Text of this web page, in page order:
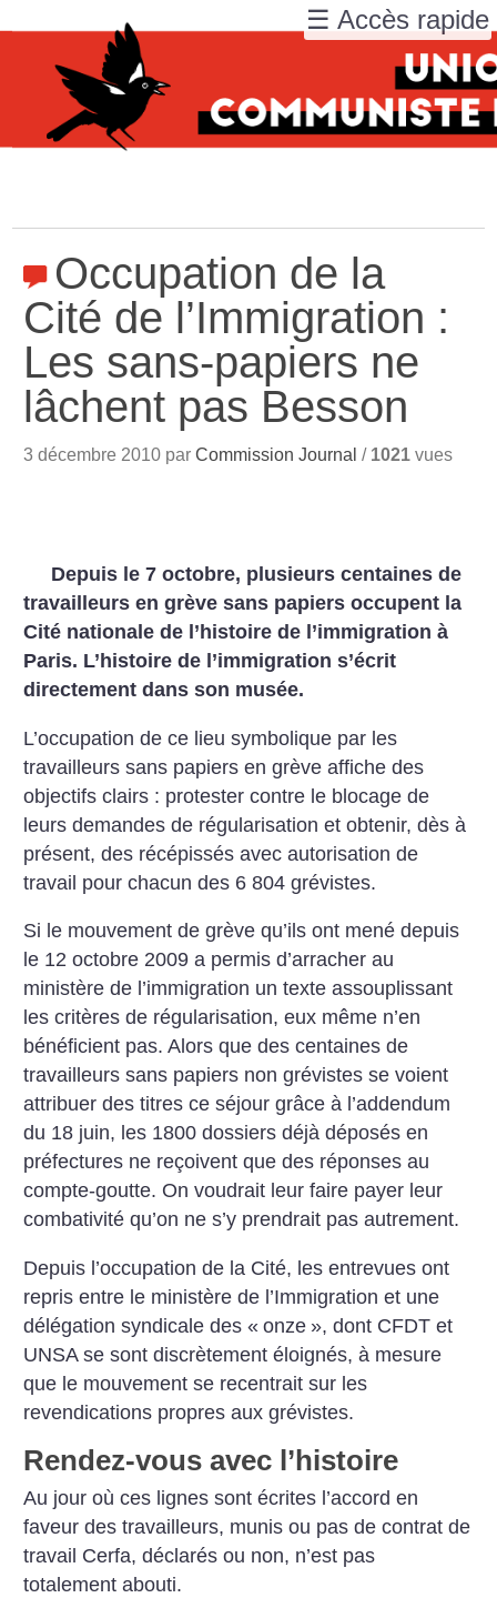
Occupation de la
Cité de l’Immigration :
Les sans-papiers ne
lâchent pas Besson
3 décembre 2010 parCommission Journal / 1021 vues
Depuis le 7 octobre, plusieurs centaines de
travailleurs en grève sans papiers occupent la
Cité nationale de l’histoire de l’immigration à
Paris. L’histoire de l’immigration s’écrit
directement dans son musée.
L’occupation de ce lieu symbolique par les
travailleurs sans papiers en grève affiche des
objectifs clairs : protester contre le blocage de
leurs demandes de régularisation et obtenir, dès à
présent, des récépissés avec autorisation de
travail pour chacun des 6 804 grévistes.
Si le mouvement de grève qu’ils ont mené depuis
le 12 octobre 2009 a permis d’arracher au
ministère de l’immigration un texte assouplissant
les critères de régularisation, eux même n’en
bénéficient pas. Alors que des centaines de
travailleurs sans papiers non grévistes se voient
attribuer des titres ce séjour grâce à l’addendum
du 18 juin, les 1800 dossiers déjà déposés en
préfectures ne reçoivent que des réponses au
compte-goutte. On voudrait leur faire payer leur
combativité qu’on ne s’y prendrait pas autrement.
Depuis l’occupation de la Cité, les entrevues ont
repris entre le ministère de l’Immigration et une
délégation syndicale des « onze », dont CFDT et
UNSA se sont discrètement éloignés, à mesure
que le mouvement se recentrait sur les
revendications propres aux grévistes.
Rendez-vous avec l’histoire
Au jour où ces lignes sont écrites l’accord en
faveur des travailleurs, munis ou pas de contrat de
travail Cerfa, déclarés ou non, n’est pas
totalement abouti.
☰ Accès rapide